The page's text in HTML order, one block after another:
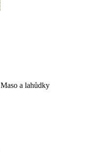
Maso a lahůdky